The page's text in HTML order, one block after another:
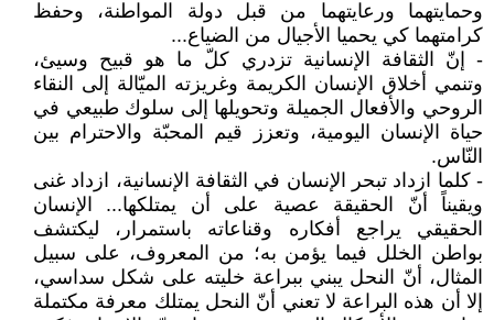
وحمايتهما ورعايتهما من قبل دولة المواطنة، وحفظ
كرامتهما كي يحميا الأجيال من الضياع...
- إنّ الثقافة الإنسانية تزدري كلّ ما هو قبيح وسيئ،
وتنمي أخلاق الإنسان الكريمة وغريزته الميّالة إلى النقاء
الروحي والأفعال الجميلة وتحويلها إلى سلوك طبيعي في
حياة الإنسان اليومية، وتعزز قيم المحبّة والاحترام بين
النّاس.
- كلما ازداد تبحر الإنسان في الثقافة الإنسانية، ازداد غنى
ويقيناً أنّ الحقيقة عصية على أن يمتلكها... الإنسان
الحقيقي يراجع أفكاره وقناعاته باستمرار، ليكتشف
بواطن الخلل فيما يؤمن به؛ من المعروف، على سبيل
المثال، أنّ النحل يبني ببراعة خليته على شكل سداسي،
إلا أن هذه البراعة لا تعني أنّ النحل يمتلك معرفة مكتملة